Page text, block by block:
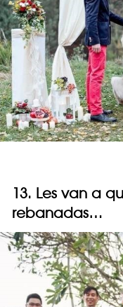
13. Les van a
rebanadas…